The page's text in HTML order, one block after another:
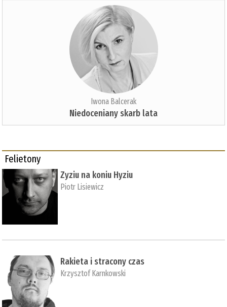
Iwona Balcerak
Niedoceniany skarb lata
Felietony
Zyziu na koniu Hyziu
Piotr Lisiewicz
Rakieta i stracony czas
Krzysztof Karnkowski